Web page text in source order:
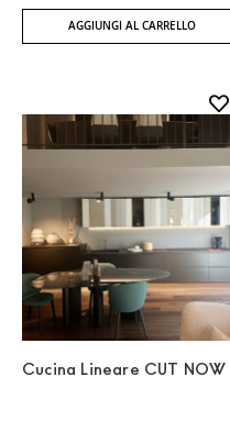
AGGIUNGI AL CARRELLO
Cucina Lineare CUT NOW